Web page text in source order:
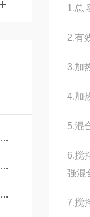
1.总
2.有
3.加
4.加
5.混
6.搅
强混
7.搅